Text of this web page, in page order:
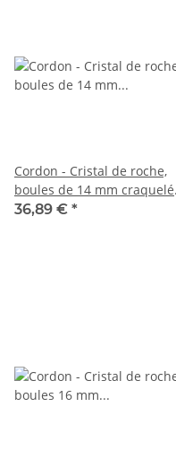
Cordon - Cristal de roche,
boules de 14 mm
mates, longueur 39,5 cm
36,89 € *